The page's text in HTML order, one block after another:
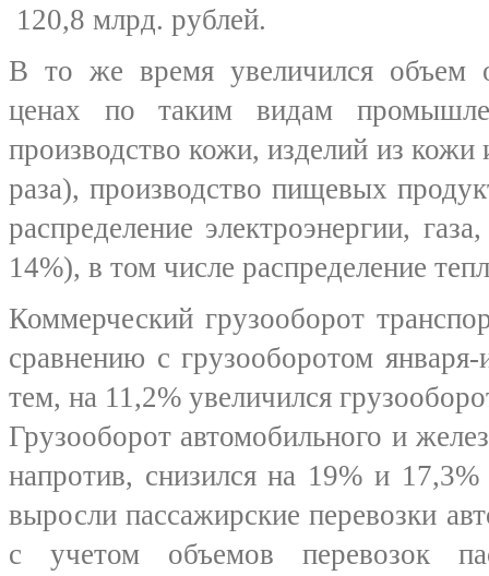
120,8 млрд. рублей.
В то же время увеличился объем
ценах по таким видам
производство кожи, изделий из кожи
раза), производство пищевых
распределение электроэнергии,
14%), в том числе распределение
Коммерческий грузооборот
сравнению с грузооборотом
тем, на 11,2% увеличился
Грузооборот автомобильного и
напротив, снизился на 19% и
выросли пассажирские перевозки
с учетом объемов перевозок